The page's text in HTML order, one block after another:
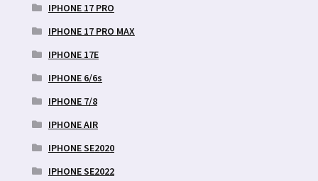
IPHONE 17 PRO
IPHONE 17 PRO MAX
IPHONE 17E
IPHONE 6/6s
IPHONE 7/8
IPHONE AIR
IPHONE SE2020
IPHONE SE2022